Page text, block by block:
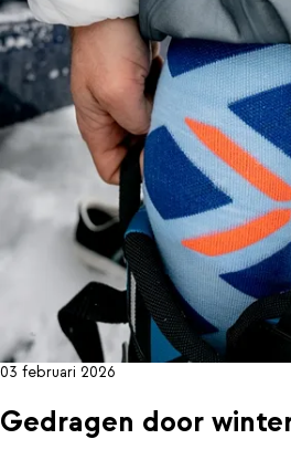
03 februari 2026
Gedragen door